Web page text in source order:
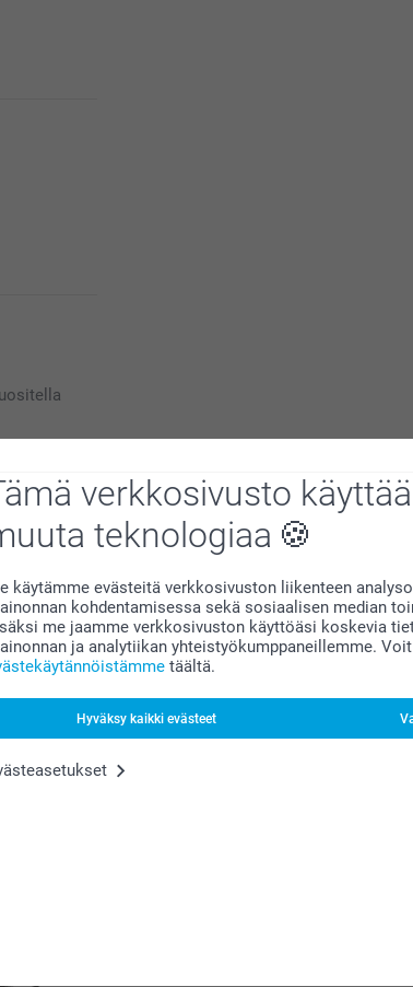
verkkosivusto
teknologiaa
käytämme evästeitä verkkosivuston liikenteen
kohdentamisessa sekä sosiaalisen median
me jaamme verkkosivuston käyttöäsi koskevia
ja analytiikan yhteistyökumppaneillemme.
täältä.
Hyväksy kaikki evästeet
että pidät